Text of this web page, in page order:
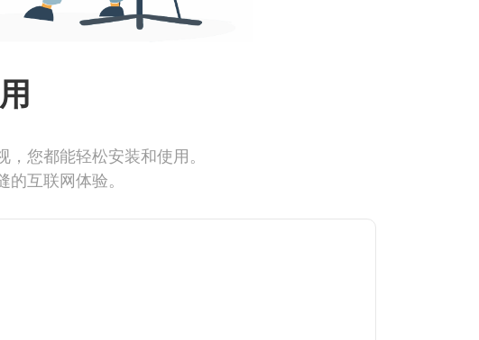
您都能轻松安装和使用。
互联网体验。